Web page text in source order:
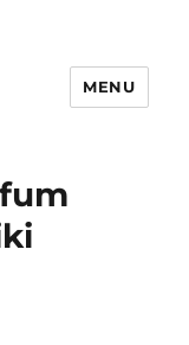
MENU